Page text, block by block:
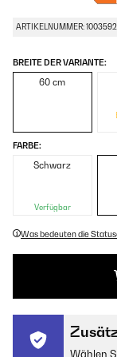
ARTIKELNUMMER:
BREITE DER VARIANTE:
60 cm
FARBE:
Schwarz
Verfügbar
Was bedeuten die
Wählen